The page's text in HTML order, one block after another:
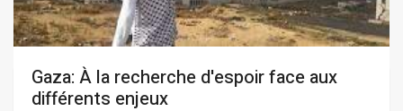
Gaza: À la recherche d'espoir face aux
différents enjeux